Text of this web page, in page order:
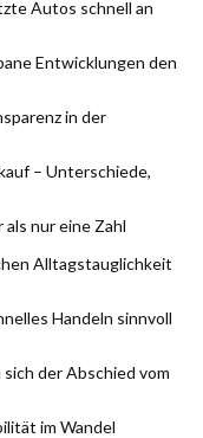
Autos schnell an
Entwicklungen den
in der
– Unterschiede,
nur eine Zahl
Alltagstauglichkeit
Handeln sinnvoll
der Abschied vom
im Wandel